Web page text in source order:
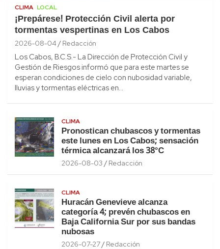
CLIMA LOCAL
¡Prepárese! Protección Civil alerta por
tormentas vespertinas en Los Cabos
2026-08-04 Redacción
Los Cabos, B.C.S.- La Dirección de Protección Civil y
Gestión de Riesgos informó que para este martes se
esperan condiciones de cielo con nubosidad variable,
lluvias y tormentas eléctricas en…
CLIMA
Pronostican chubascos y tormentas
este lunes en Los Cabos; sensación
térmica alcanzará los 38°C
2026-08-03 Redacción
CLIMA
Huracán Genevieve alcanza
categoría 4; prevén chubascos en
Baja California Sur por sus bandas
nubosas
2026-07-27 Redacción